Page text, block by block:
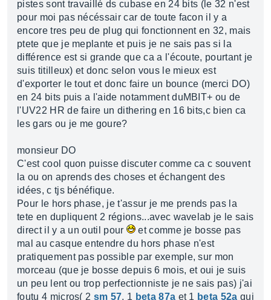
pistes sont travaillé ds cubase en 24 bits (le 32 n'est
pour moi pas nécéssair car de toute facon il y a
encore tres peu de plug qui fonctionnent en 32, mais
ptete que je meplante et puis je ne sais pas si la
différence est si grande que ca a l'écoute, pourtant je
suis titilleux) et donc selon vous le mieux est
d'exporter le tout et donc faire un bounce (merci DO)
en 24 bits puis a l'aide notamment duMBIT+ ou de
l'UV22 HR de faire un dithering en 16 bits,c bien ca
les gars ou je me goure?
monsieur DO
C'est cool quon puisse discuter comme ca c souvent
la ou on aprends des choses et échangent des
idées, c tjs bénéfique.
Pour le hors phase, je t'assur je me prends pas la
tete en dupliquent 2 régions...avec wavelab je le sais
direct il y a un outil pour
et comme je bosse pas
mal au casque entendre du hors phase n'est
pratiquement pas possible par exemple, sur mon
morceau (que je bosse depuis 6 mois, et oui je suis
un peu lent ou trop perfectionniste je ne sais pas) j'ai
foutu 4 micros( 2 sm 57, 1 beta 87a et 1 beta 52a qui